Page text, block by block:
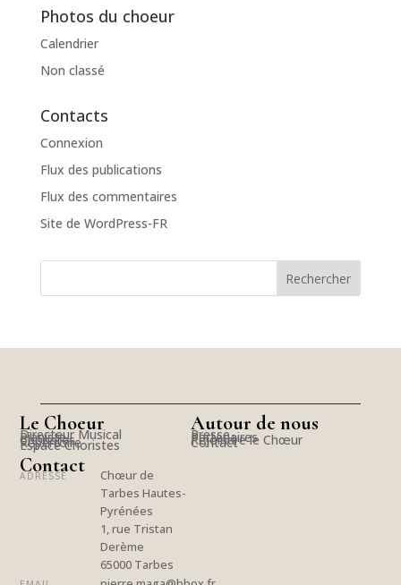
Photos du choeur
Calendrier
Non classé
Contacts
Connexion
Flux des publications
Flux des commentaires
Site de WordPress-FR
Le Choeur
Directeur Musical
Pianiste
Choristes
Répertoire
Espace Choristes
Autour de nous
Presse
Partenaires
Rejoindre le Chœur
Contact
Contact
ADRESSE
Chœur de
Tarbes Hautes-
Pyrénées
1, rue Tristan
Derème
65000 Tarbes